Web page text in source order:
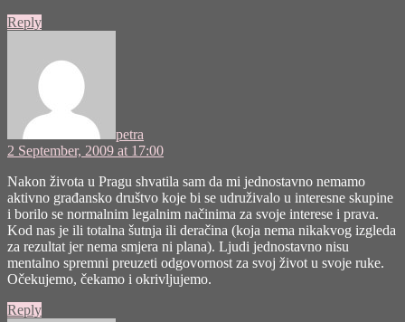
Reply
petra
2 September, 2009 at 17:00
Nakon života u Pragu shvatila sam da mi jednostavno nemamo
aktivno građansko društvo koje bi se udruživalo u interesne skupine
i borilo se normalnim legalnim načinima za svoje interese i prava.
Kod nas je ili totalna šutnja ili deračina (koja nema nikakvog izgleda
za rezultat jer nema smjera ni plana). Ljudi jednostavno nisu
mentalno spremni preuzeti odgovornost za svoj život u svoje ruke.
Očekujemo, čekamo i okrivljujemo.
Reply